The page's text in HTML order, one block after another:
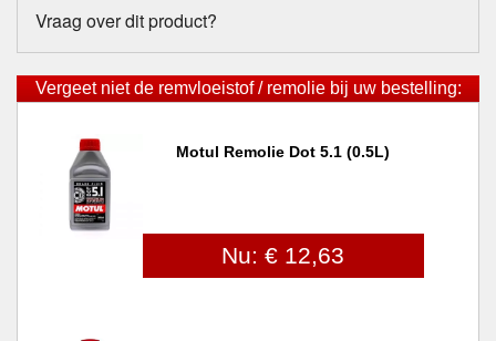
Vraag over dit product?
Vergeet niet de remvloeistof / remolie bij uw bestelling:
Motul Remolie Dot 5.1 (0.5L)
Nu: € 12,63